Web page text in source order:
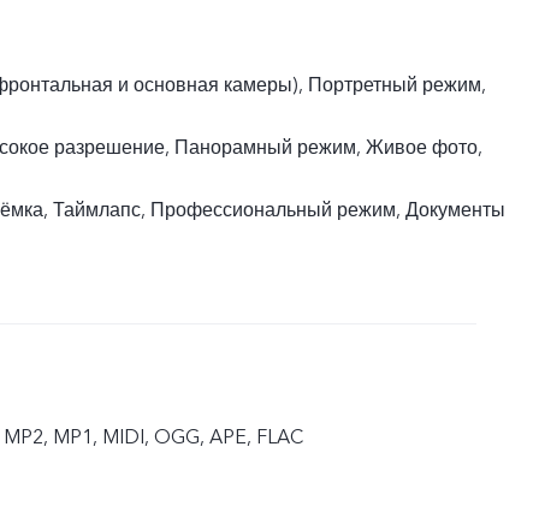
и основная камеры), Портретный режим,
разрешение, Панорамный режим, Живое фото,
Таймлапс, Профессиональный режим, Документы
MP1, MIDI, OGG, APE, FLAC